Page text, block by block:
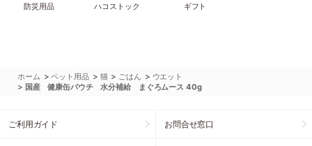
防災用品 ハコストック ギフト
ホーム >ペット用品 > 猫 > ごはん > ウエット
> 国産 健康缶パウチ 水分補給 まぐろムース 40g
ご利用ガイド お問合せ窓口